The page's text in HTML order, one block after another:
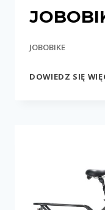
JOBOBIKE
DOWIEDZ SIĘ